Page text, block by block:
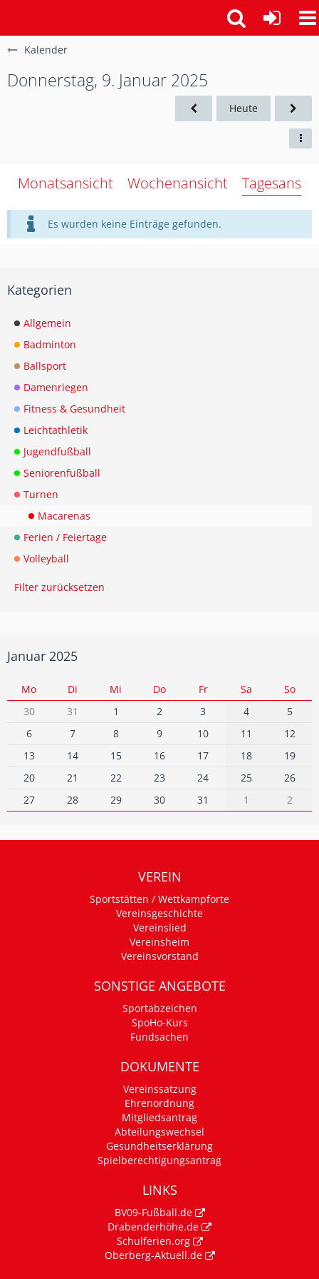
Kalender
Donnerstag, 9. Januar 2025
Heute
Monatsansicht Wochenansicht
Es wurden keine Einträge gefunden.
Kategorien
Allgemein
Badminton
Ballsport
Damenriegen
Fitness & Gesundheit
Leichtathletik
Jugendfußball
Seniorenfußball
Turnen
Macarenas
Ferien / Feiertage
Volleyball
Filter zurücksetzen
Januar 2025
Mo Di Mi Do Fr Sa
So
30
31 1 2 3 4
5
6
7 8 9 10 11
12
13
14 15 16 17 18
19
20
21 22 23 24 25
26
27
28 29 30 31 1 2
VEREIN
Sportstätten / Wettkampforte
Vereinsgeschichte
Vereinslied
Vereinsheim
Vereinsvorstand
SONSTIGE ANGEBOTE
Sportabzeichen
SpoHo-Kurs
Fundsachen
DOKUMENTE
Vereinssatzung
Ehrenordnung
Mitgliedsantrag
Abteilungswechsel
Gesundheitserklärung
Spielberechtigungsantrag
LINKS
BV09-Fußball.de
Drabenderhöhe.de
Schulferien.org
Oberberg-Aktuell.de